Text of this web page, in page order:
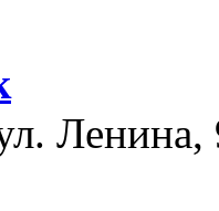
Ленина,